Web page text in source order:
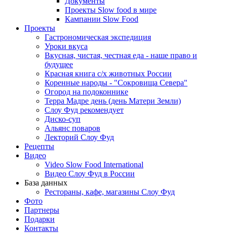
Проекты Slow food в мире
Кампании Slow Food
Проекты
Гастрономическая экспедиция
Уроки вкуса
Вкусная, чистая, честная еда - наше право и
будущее
Красная книга с/х животных России
Коренные народы - "Сокровища Севера"
Огород на подоконнике
Терра Мадре день (день Матери Земли)
Слоу Фуд рекомендует
Диско-суп
Альянс поваров
Лекторий Слоу Фуд
Рецепты
Видео
Video Slow Food International
Видео Слоу Фуд в России
База данных
Рестораны, кафе, магазины Слоу Фуд
Фото
Партнеры
Подарки
Контакты